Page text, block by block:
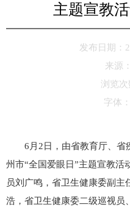
主题宣教
发布日期：
来源：
浏览次
字体：
6月2日，由省教育厅、省
州市“全国爱眼日”主题宣教活
员刘广鸣，省卫生健康委副主
浩，省卫生健康委二级巡视员